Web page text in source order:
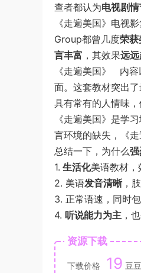
查者都认为电视剧
《走遍美国》电视
Group都曾几度荣获
言丰富 ，其效果远
《走遍美国》 内
面。这套教材突出
具有常有的人情味，
《走遍美国》是学
言环境的缺失，《
总结一下，为什么
1. 生活化美语教材，
2. 美语发音清晰，
3. 正常语速，同时
4. 听说能力为主 ，
资源下载
下载价格 19 豆